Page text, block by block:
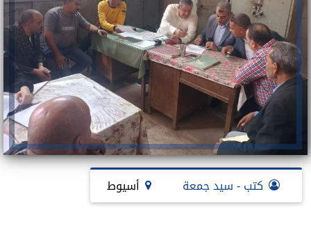
كتب - سيد جمعة أسيوط